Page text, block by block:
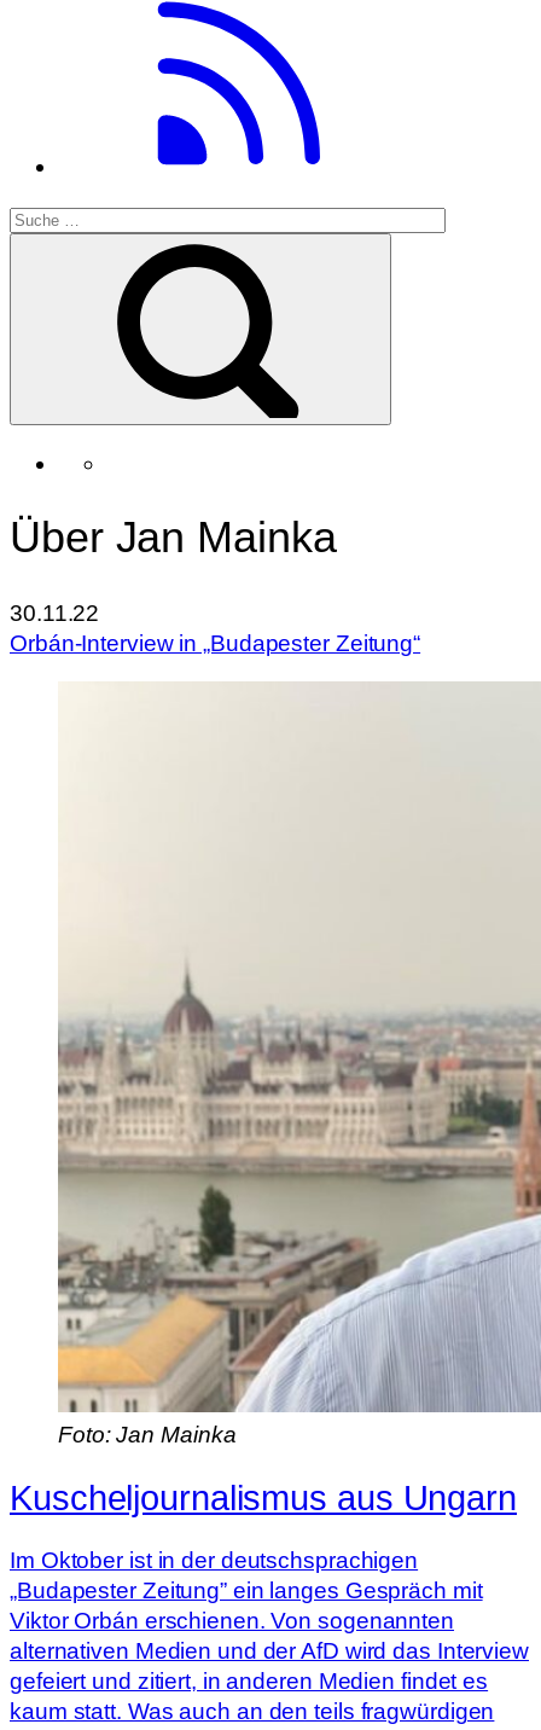
Über Jan Mainka
30.11.22
Orbán-Interview in „Budapester Zeitung“
Foto: Jan Mainka
Kuscheljournalismus aus Ungarn
Im Oktober ist in der deutschsprachigen
„Budapester Zeitung” ein langes Gespräch mit
Viktor Orbán erschienen. Von sogenannten
alternativen Medien und der AfD wird das Interview
gefeiert und zitiert, in anderen Medien findet es
kaum statt. Was auch an den teils fragwürdigen